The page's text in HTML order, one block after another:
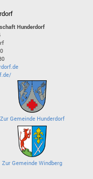
Hunderdorf
Zur Gemeinde Hunderdorf
Zur Gemeinde Windberg